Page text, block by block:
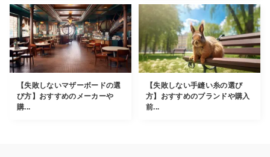
【失敗しないマザーボードの選
び方】おすすめのメーカーや
購...
【失敗しない手縫い糸の選び
方】おすすめのブランドや購入
前...